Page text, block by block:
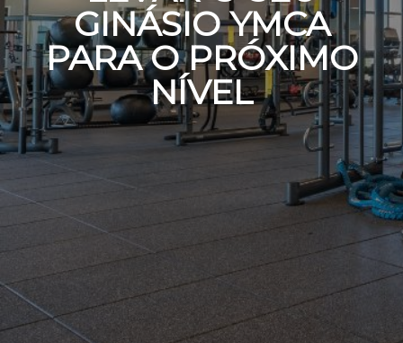
GINÁSIO YMCA
PARA O PRÓXIMO
NÍVEL